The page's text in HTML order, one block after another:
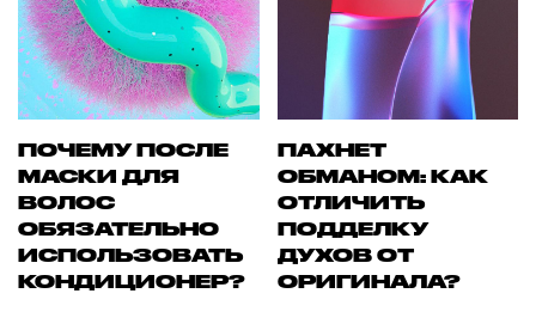
ПОЧЕМУ ПОСЛЕ
МАСКИ ДЛЯ
ВОЛОС
ОБЯЗАТЕЛЬНО
ИСПОЛЬЗОВАТЬ
КОНДИЦИОНЕР?
ПАХНЕТ
ОБМАНОМ: КАК
ОТЛИЧИТЬ
ПОДДЕЛКУ
ДУХОВ ОТ
ОРИГИНАЛА?